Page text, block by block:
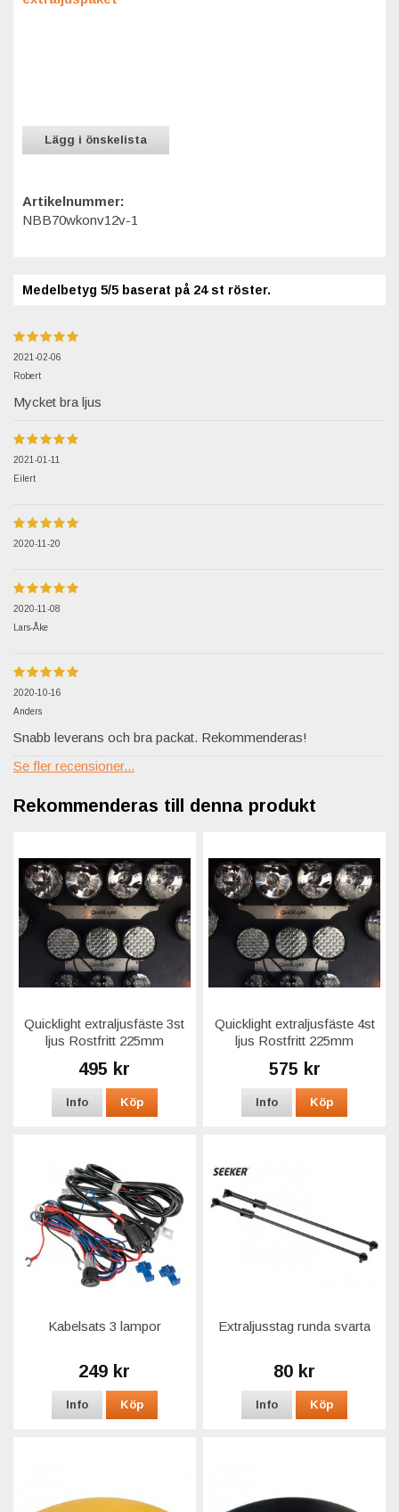
Lägg i önskelista
Artikelnummer:
NBB70wkonv12v-1
Medelbetyg 5/5 baserat på 24st röster.
2021-02-06
Robert
Mycket bra ljus
2021-01-11
Eilert
2020-11-20
2020-11-08
Lars-Åke
2020-10-16
Anders
Snabb leverans och bra packat. Rekommenderas!
Se fler recensioner...
Rekommenderas till denna produkt
Quicklight extraljusfäste 3st
ljus Rostfritt 225mm
495 kr
Info Köp
Quicklight extraljusfäste 4st
ljus Rostfritt 225mm
575 kr
Info Köp
Kabelsats 3 lampor
249 kr
Info Köp
Extraljusstag runda svarta
80 kr
Info Köp